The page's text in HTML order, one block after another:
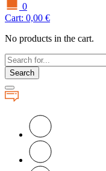
0
Cart: 0,00 €
No products in the cart.
Search